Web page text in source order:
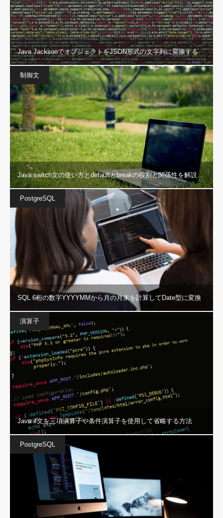
Java JacksonでオブジェクトをJSON形式の文字列に変換する
制御文
Java switch文の使い方とdefaultとbreakの役割と関係性を解説…
PostgreSQL
SQL 6桁の数字YYYYMMから月の月末を計算してDate型に変換
演算子
Java if文を三項演算子や条件演算子を使用して省略する方法
PostgreSQL